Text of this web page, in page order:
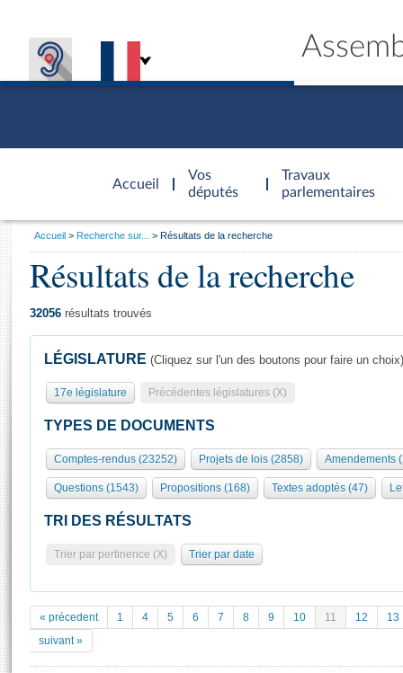
Accueil
d'accueil
Vos
députés
Travaux
parlementaires
Présidence
577 députés
Groupes politiques
Séance publique
Commissions et autres organes
Europe et International
Pétitions
Documents parlementaires
Projets de loi
Général
Rôle et pouvoirs de l'Assemblée
Organisation de l'Assemblée
Présidence Conférence des Présidents Bureau Collège des
Statistiques et chiffres clés
Documents de référence
( Constitution | Règlement de l'Assemblée ... )
Visiter l'Assemblée
Visite virtuelle du palais Bourbon
Assister à une séance
La Bibliothèque
Les archives
Vous
Accueil Recherche sur... Résultats de la recherche
Résultats de la recherche
32056 résultats trouvés
LÉGISLATURE (Cliquez sur l'un des boutons pour faire un choix)
17e législature Précédentes législatures (X)
TYPES DE DOCUMENTS
Comptes-rendus (23252) Projets de lois (2858) Amendements
Questions (1543) Propositions (168) Textes adoptés (47)
TRI DES RÉSULTATS
Trier par pertinence (X) Trier par date
« précedent 1 4 5 6 7 8 9 10 11 12
13
suivant »